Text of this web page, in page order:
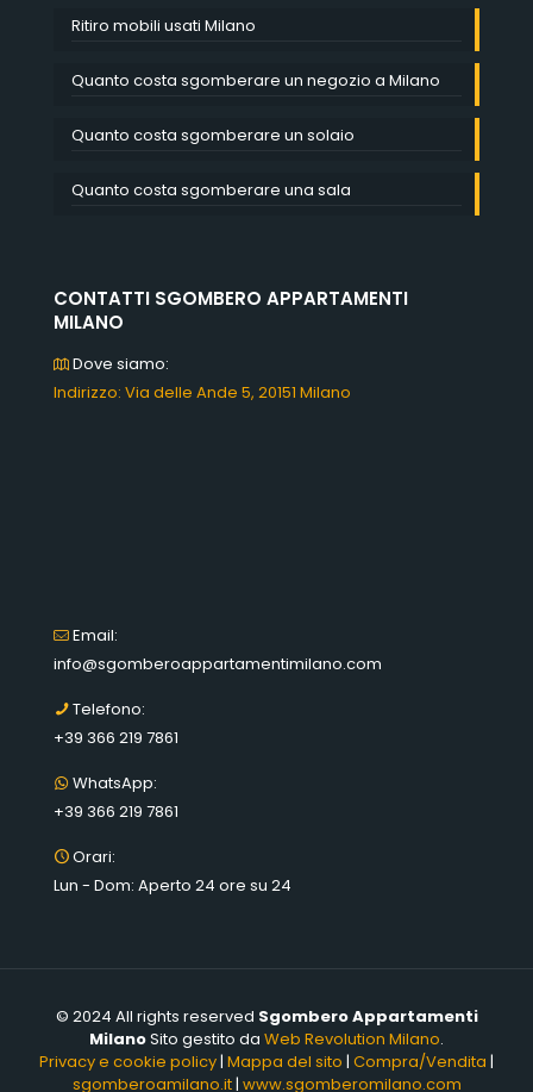
Ritiro mobili usati Milano
Quanto costa sgomberare un negozio a Milano
Quanto costa sgomberare un solaio
Quanto costa sgomberare una sala
CONTATTI SGOMBERO APPARTAMENTI
MILANO
Dove siamo:
Indirizzo: Via delle Ande 5, 20151 Milano
Email:
info@sgomberoappartamentimilano.com
Telefono:
+39 366 219 7861
WhatsApp:
+39 366 219 7861
Orari:
Lun - Dom: Aperto 24 ore su 24
© 2024 All rights reserved Sgombero Appartamenti
MilanoSito gestito da Web Revolution Milano.
Privacy e cookie policy| Mappa del sito | Compra/Vendita |
sgomberoamilano.it| www.sgomberomilano.com